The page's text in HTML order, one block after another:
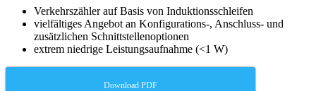
Verkehrszähler auf Basis von Induktionsschleifen
vielfältiges Angebot an Konfigurations-, Anschluss- und
zusätzlichen Schnittstellenoptionen
extrem niedrige Leistungsaufnahme (<1 W)
Download PDF